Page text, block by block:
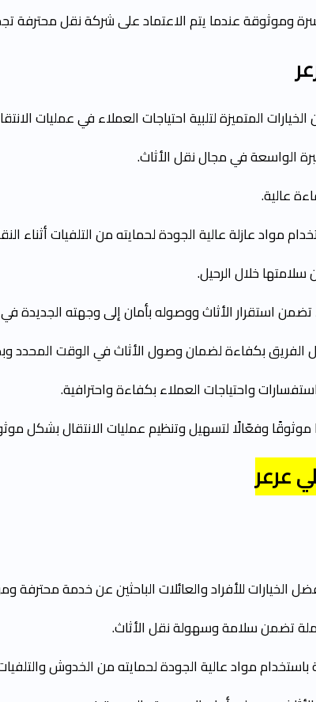
وموثوقة عندما يتم الاعتماد على شركة نقل محترفة
المتميزة لتلبية احتياجات العملاء في عمليات
الواسعة في مجال نقل الأثاث.
عالية.
عازلة عالية الجودة لحمايته من التلفيات أثناء
خلال الرحيل.
استقرار الأثاث ووصوله بأمان إلى وجهته الجديدة
الفريق بكفاءة لضمان وصول الأثاث في الوقت المحدد
واحتياجات العملاء بكفاءة واحترافية.
موثوقًا وفعّالًا لتسهيل وتنظيم عمليات الانتقال بشكل
عرعر
للأفراد والعائلات الباحثين عن خدمة محترفة
تضمن سلامة وسهولة نقل الأثاث.
مواد عالية الجودة لحمايته من الخدوش والتلفيات